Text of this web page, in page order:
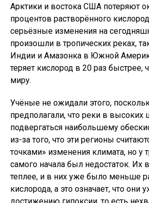
Арктики и востока США потеряют
процентов растворённого
серьёзные изменения на
произошли в тропических реках,
Индии и Амазонка в Южной
теряет кислород в 20 раз
миру.
Учёные не ожидали этого,
предполагали, что реки в высоких
подвергаться наибольшему
из-за того, что эти регионы
точками» изменения климата, но у
самого начала был недостаток.
теплее, и в них уже было меньше
кислорода, а это означает, что они